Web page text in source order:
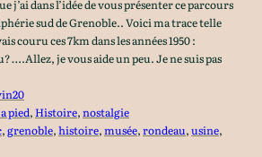
j’ai dans l’idée de vous présenter ce parcours
sud de Grenoble.. Voici ma trace telle
couru ces 7km dans les années 1950 :
….Allez, je vous aide un peu. Je ne suis pas
pied, Histoire, nostalgie
, grenoble, histoire, musée, rondeau, usine